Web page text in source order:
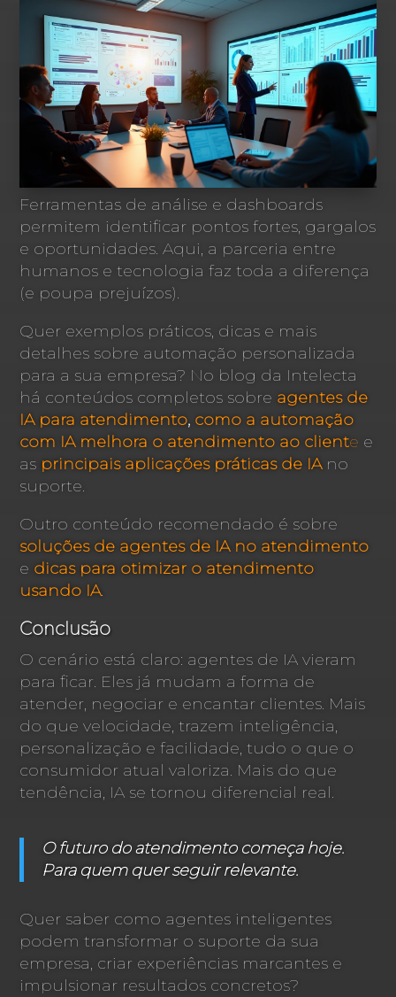
Ferramentas de análise e dashboards
permitem identificar pontos fortes, gargalos
e oportunidades. Aqui, a parceria entre
humanos e tecnologia faz toda a diferença
(e poupa prejuízos).
Quer exemplos práticos, dicas e mais
detalhes sobre automação personalizada
para a sua empresa? No blog da Intelecta
há conteúdos completos sobre agentes de
IA para atendimento, como a automação
com IA melhora o atendimento ao cliente e
as principais aplicações práticas de IAno
suporte.
Outro conteúdo recomendado é sobre
soluções de agentes de IA no atendimento
e dicas para otimizar o atendimento
usando IA.
Conclusão
O cenário está claro: agentes de IA vieram
para ficar. Eles já mudam a forma de
atender, negociar e encantar clientes. Mais
do que velocidade, trazem inteligência,
personalização e facilidade, tudo o que o
consumidor atual valoriza. Mais do que
tendência, IA se tornou diferencial real.
O futuro do atendimento começa hoje.
Para quem quer seguir relevante.
Quer saber como agentes inteligentes
podem transformar o suporte da sua
empresa, criar experiências marcantes e
impulsionar resultados concretos?